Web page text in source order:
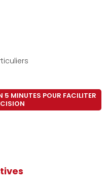
5 MINUTES POUR FACILITER